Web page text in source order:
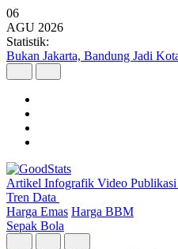
06
AGU 2026
Statistik:
Bukan Jakarta, Bandung Jadi
Artikel Infografik Video Publikasi
Tren Data
Harga Emas Harga BBM
Sepak Bola